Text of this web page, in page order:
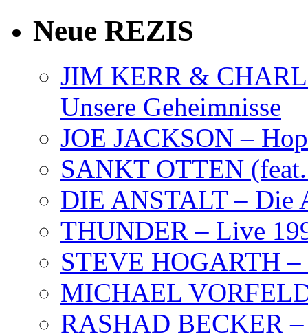
Neue REZIS
JIM KERR &
Unsere Geheimnisse
JOE JACKSON –
SANKT OTTEN
DIE ANSTALT – Die
THUNDER – Live
STEVE HOGARTH –
MICHAEL
RASHAD BECKER